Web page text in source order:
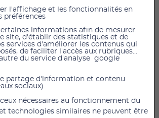
AJOUTER AU PANIER
Tens Belt Chattanooga Medium
lombalgie chronique et souhaitez
dans le bas du dos ?
lombaire Tens Belt de
et dotée d'un effet seconde peau
l'affichage et les fonctionnalités en
préférences
informations afin de mesurer
site, d'établir des statistiques et de
services d'améliorer les contenus qui
de faciliter l'accès aux rubriques...
du service d'analyse google
partage d'information et contenu
sociaux).
nécessaires au fonctionnement du
technologies similaires ne peuvent être